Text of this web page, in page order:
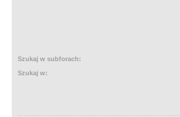
Szukaj w subforach:
Szukaj w: